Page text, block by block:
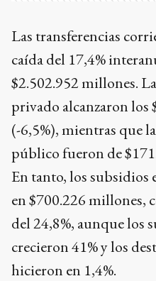
Las transferencias
caída del 17,4%
$2.502.952 millones.
privado alcanzaron los
(-6,5%), mientras que
público fueron de
En tanto, los subsidios
en $700.226 millones,
del 24,8%, aunque los
crecieron 41% y los
hicieron en 1,4%.